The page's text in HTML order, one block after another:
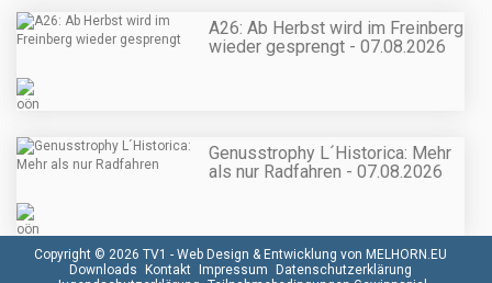
A26: Ab Herbst wird im Freinberg
wieder gesprengt - 07.08.2026
Genusstrophy L´Historica: Mehr
als nur Radfahren - 07.08.2026
Copyright © 2026 TV1 - Web Design & Entwicklung von MELHORN.EU
Downloads
Kontakt Impressum
Datenschutzerklärung